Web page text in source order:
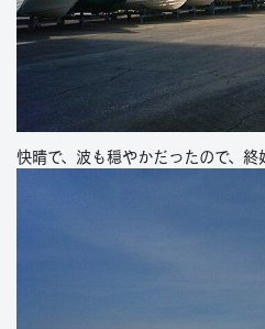
快晴で、波も穏やかだったので、終